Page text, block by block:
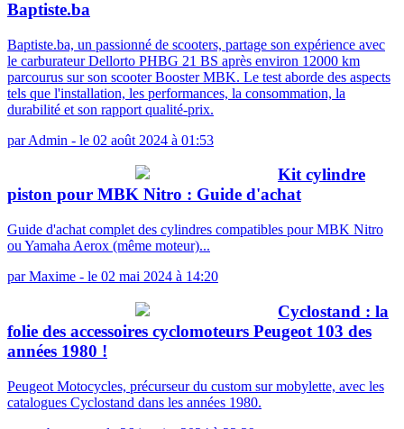
Baptiste.ba
Baptiste.ba, un passionné de scooters, partage son expérience avec
le carburateur Dellorto PHBG 21 BS après environ 12000 km
parcourus sur son scooter Booster MBK. Le test aborde des aspects
tels que l'installation, les performances, la consommation, la
durabilité et son rapport qualité-prix.
parAdmin - le 02 août 2024 à 01:53
Kit cylindre
piston pour MBK Nitro : Guide d'achat
Guide d'achat complet des cylindres compatibles pour MBK Nitro
ou Yamaha Aerox (même moteur)...
parMaxime - le 02 mai 2024 à 14:20
Cyclostand : la
folie des accessoires cyclomoteurs Peugeot 103 des
années 1980 !
Peugeot Motocycles, précurseur du custom sur mobylette, avec les
catalogues Cyclostand dans les années 1980.